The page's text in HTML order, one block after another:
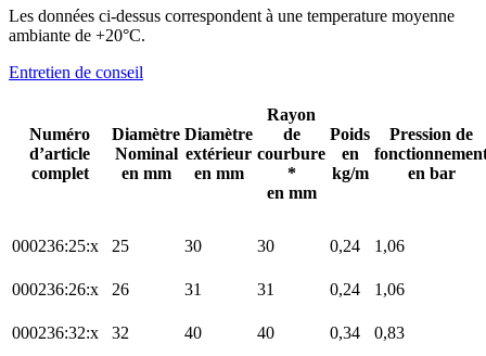
Les données ci-dessus correspondent à une temperature moyenne
ambiante de +20°C.
Entretien de conseil
Numéro
d’article
complet
Diamètre
Nominal
en mm
Diamètre
extérieur
en mm
Rayon
de
courbure
*
en mm
Poids
en
kg/m
Pression de
en bar
000236:25:x 25 30 30 0,24 1,06
000236:26:x 26 31 31 0,24 1,06
000236:32:x 32 40 40 0,34 0,83